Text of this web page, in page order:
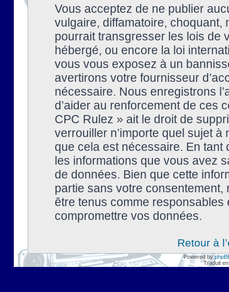
Vous acceptez de ne publier
vulgaire, diffamatoire, choquant,
pourrait transgresser les lois de
hébergé, ou encore la loi
vous vous exposez à un
avertirons votre fournisseur
nécessaire. Nous enregistrons
d’aider au renforcement de ces
CPC Rulez » ait le droit de
verrouiller n’importe quel sujet à
que cela est nécessaire. En tant
les informations que vous avez
de données. Bien que cette
partie sans votre
être tenus comme
compromettre vos données.
Retour à
Powered by
Traduit